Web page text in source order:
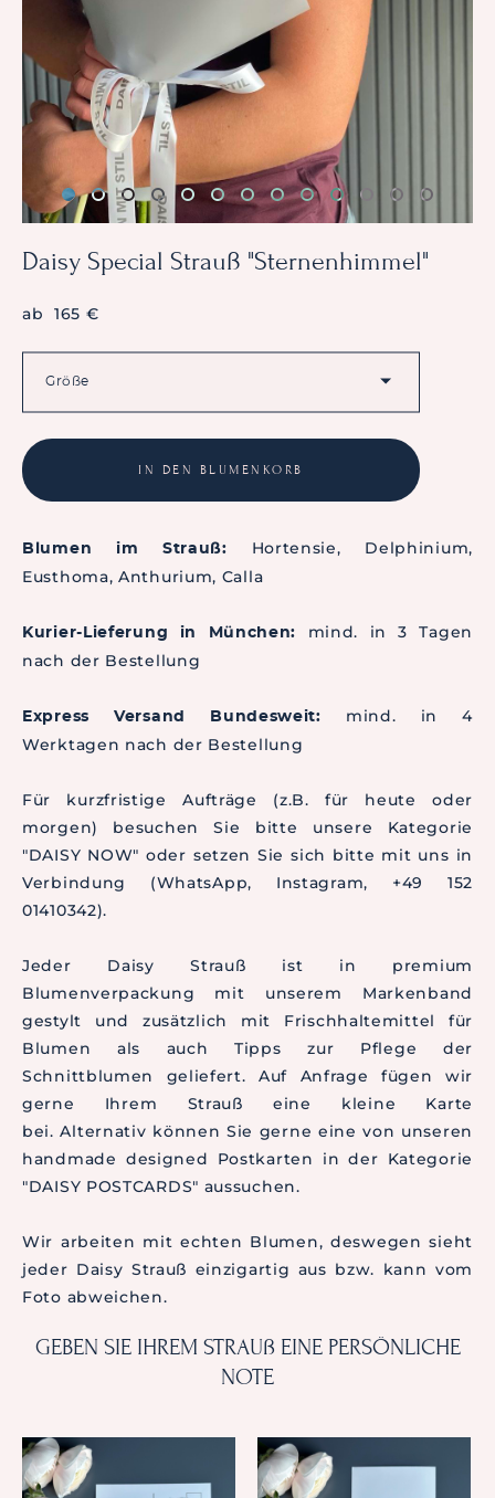
Daisy Special Strauß "Sternenhimmel"
ab 165 €
Größe
IN DEN BLUMENKORB
Blumen im Strauß:
Hortensie, Delphinium,
Eusthoma, Anthurium, Calla
Kurier-Lieferung in München:
mind. in 3 Tagen
nach der Bestellung
Express Versand Bundesweit: mind. in 4
Werktagen nach der Bestellung
Für kurzfristige Aufträge (z.B. für heute oder
morgen) besuchen Sie bitte unsere Kategorie
"DAISY NOW" oder setzen Sie sich bitte mit uns in
Verbindung (WhatsApp, Instagram, +49 152
01410342).
Jeder Daisy Strauß ist in premium
Blumenverpackung mit unserem Markenband
gestylt und zusätzlich mit Frischhaltemittel für
Blumen als auch Tipps zur Pflege der
Schnittblumen geliefert. Auf Anfrage fügen wir
gerne Ihrem Strauß eine kleine Karte
bei. Alternativ können Sie gerne eine von unseren
handmade designed Postkarten in der Kategorie
"DAISY POSTCARDS" aussuchen.
Wir arbeiten mit echten Blumen, deswegen sieht
jeder Daisy Strauß einzigartig aus bzw. kann vom
Foto abweichen.
GEBEN SIE IHREM STRAUß EINE PERSÖNLICHE
NOTE